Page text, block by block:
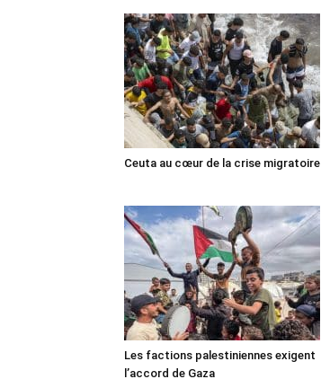
Ceuta au cœur de la crise migratoire
Les factions palestiniennes exigent
l’accord de Gaza